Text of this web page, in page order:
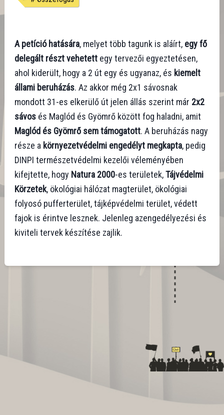
A petíció hatására, melyet több tagunk is aláírt, egy fő
delegált részt vehetett egy tervezői egyeztetésen,
ahol kiderült, hogy a 2 út egy és ugyanaz, és kiemelt
állami beruházás. Az akkor még 2x1 sávosnak
mondott 31-es elkerülő út jelen állás szerint már 2x2
sávos és Maglód és Gyömrő között fog haladni, amit
Maglód és Gyömrő sem támogatott. A beruházás nagy
része a környezetvédelmi engedélyt megkapta, pedig
DINPI természetvédelmi kezelői véleményében
kifejtette, hogy Natura 2000-es területek,Tájvédelmi
Körzetek, ökológiai hálózat magterület, ökológiai
folyosó pufferterület, tájképvédelmi terület, védett
fajok is érintve lesznek. Jelenleg azengedélyezési és
kiviteli tervek készítése zajlik.